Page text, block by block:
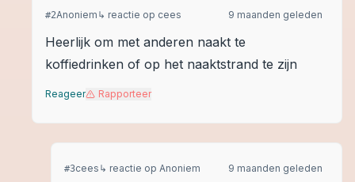
#2Anoniem ↳ reactie op cees 9 maanden geleden
Heerlijk om met anderen naakt te
koffiedrinken of op het naaktstrand te zijn
Reageer Rapporteer
#3cees ↳ reactie op Anoniem 9 maanden geleden